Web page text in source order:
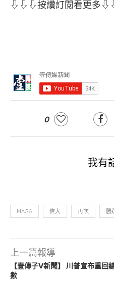
⇩⇩⇩按讚訂閱看更多
0
我有
MAGA 偉大 再次 勝
上一篇報導
【壹傳子V新聞】 川普宣布重
數